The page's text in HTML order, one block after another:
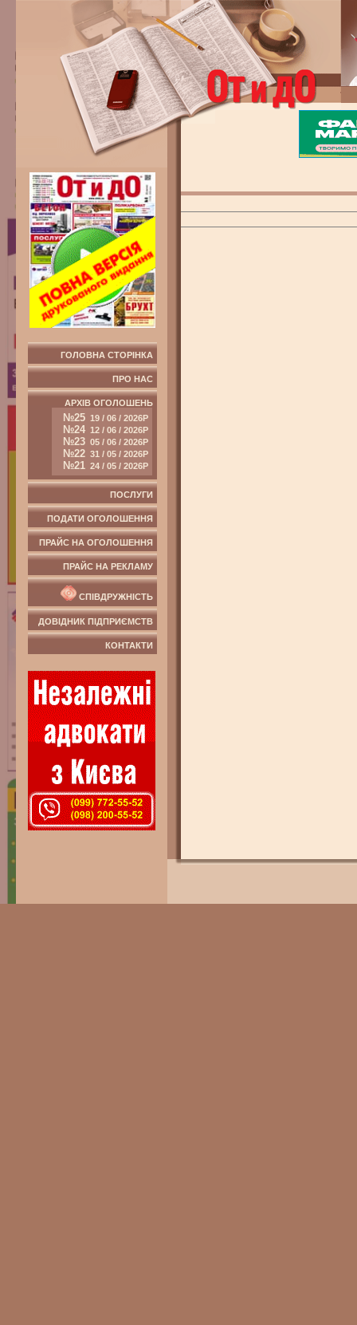
ГОЛОВНА СТОРІНКА
ПРО НАС
АРХІВ ОГОЛОШЕНЬ
№25 19 / 06 / 2026Р
№24 12 / 06 / 2026Р
№23 05 / 06 / 2026Р
№22 31 / 05 / 2026Р
№21 24 / 05 / 2026Р
ПОСЛУГИ
ПОДАТИ ОГОЛОШЕННЯ
ПРАЙС НА ОГОЛОШЕННЯ
ПРАЙС НА РЕКЛАМУ
СПІВДРУЖНІСТЬ
ДОВІДНИК ПІДПРИЄМСТВ
КОНТАКТИ